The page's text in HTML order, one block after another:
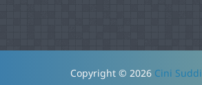
Copyright © 2026 Cini Suddi